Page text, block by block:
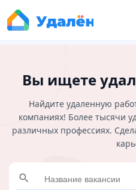
Вы ищете
Найдите удаленную
компаниях! Более тысячи
различных профессиях.
search